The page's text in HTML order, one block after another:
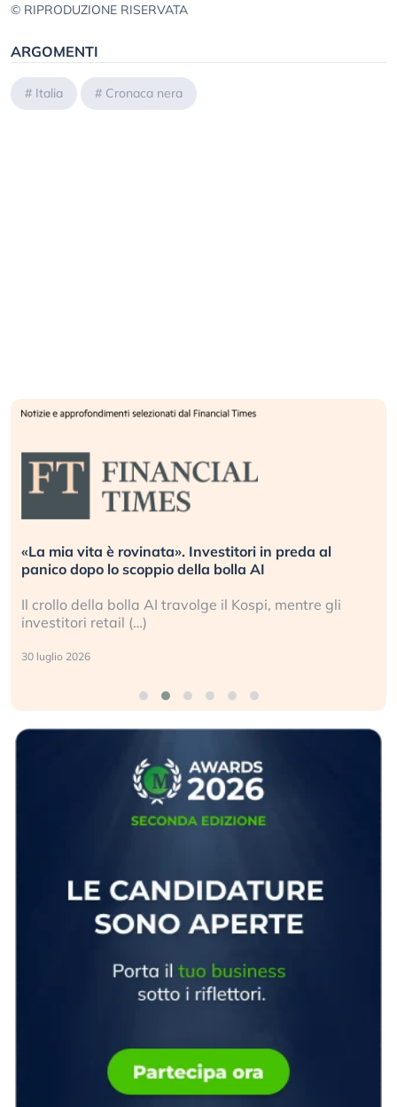
© RIPRODUZIONE RISERVATA
ARGOMENTI
# Italia # Cronaca nera
al
gli
Quando la finanza pesa più
L’America sta ripetendo gli errori del
La ricchezza mondiale cresce, ma è
sganciata dall’economia reale. (…)